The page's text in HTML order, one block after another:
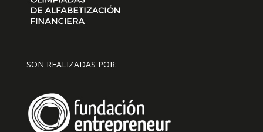
SON REALIZADAS POR: